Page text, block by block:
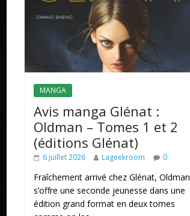
MANGA
Avis manga Glénat :
Oldman – Tomes 1 et 2
(éditions Glénat)
6 juillet 2026 Lageekroom 0
Fraîchement arrivé chez Glénat, Oldman
s’offre une seconde jeunesse dans une
édition grand format en deux tomes